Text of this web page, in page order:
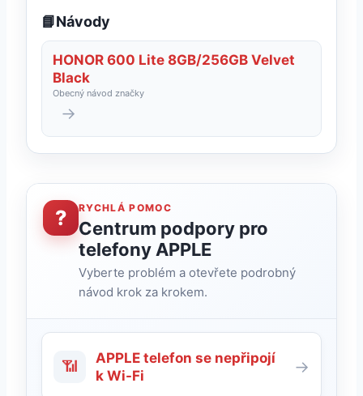
📘Návody
HONOR 600 Lite 8GB/256GB Velvet
Black
Obecný návod značky
→
? RYCHLÁ POMOC
Centrum podpory pro
telefony APPLE
Vyberte problém a otevřete podrobný
návod krok za krokem.
📶
APPLE telefon se nepřipojí
k Wi-Fi
→